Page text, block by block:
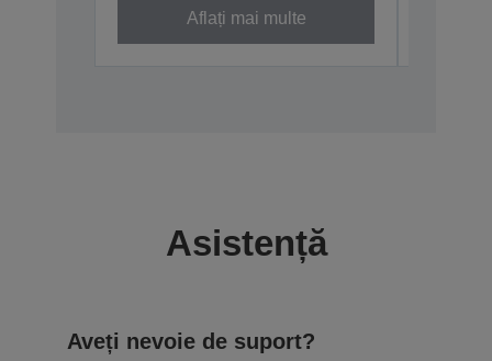
Aflați mai multe
Asistență
Aveți nevoie de suport?